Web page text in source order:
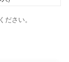
さい。